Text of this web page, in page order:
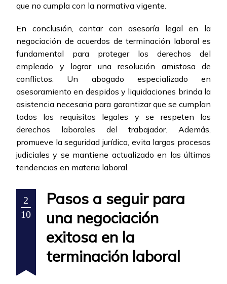
que no cumpla con la normativa vigente.
En conclusión, contar con asesoría legal en la
negociación de acuerdos de terminación laboral es
fundamental para proteger los derechos del
empleado y lograr una resolución amistosa de
conflictos. Un abogado especializado en
asesoramiento en despidos y liquidaciones brinda la
asistencia necesaria para garantizar que se cumplan
todos los requisitos legales y se respeten los
derechos laborales del trabajador. Además,
promueve la seguridad jurídica, evita largos procesos
judiciales y se mantiene actualizado en las últimas
tendencias en materia laboral.
2
10
Pasos a seguir para
una negociación
exitosa en la
terminación laboral